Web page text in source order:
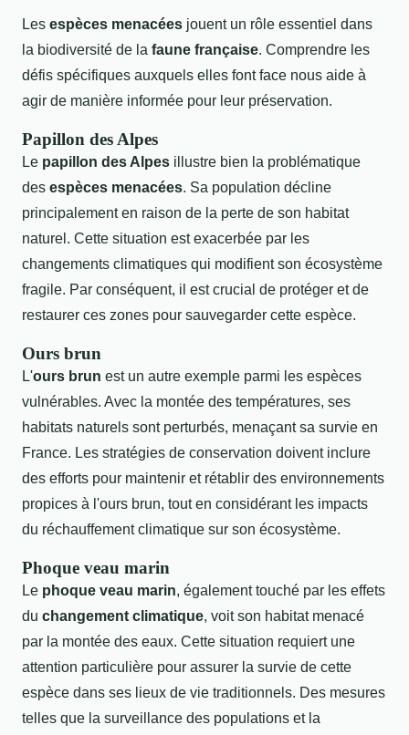
Les espèces menacées jouent un rôle essentiel dans
la biodiversité de la faune française. Comprendre les
défis spécifiques auxquels elles font face nous aide à
agir de manière informée pour leur préservation.
Papillon des Alpes
Le papillon des Alpes illustre bien la problématique
des espèces menacées. Sa population décline
principalement en raison de la perte de son habitat
naturel. Cette situation est exacerbée par les
changements climatiques qui modifient son écosystème
fragile. Par conséquent, il est crucial de protéger et de
restaurer ces zones pour sauvegarder cette espèce.
Ours brun
L'ours brun est un autre exemple parmi les espèces
vulnérables. Avec la montée des températures, ses
habitats naturels sont perturbés, menaçant sa survie en
France. Les stratégies de conservation doivent inclure
des efforts pour maintenir et rétablir des environnements
propices à l'ours brun, tout en considérant les impacts
du réchauffement climatique sur son écosystème.
Phoque veau marin
Le phoque veau marin, également touché par les effets
du changement climatique, voit son habitat menacé
par la montée des eaux. Cette situation requiert une
attention particulière pour assurer la survie de cette
espèce dans ses lieux de vie traditionnels. Des mesures
telles que la surveillance des populations et la